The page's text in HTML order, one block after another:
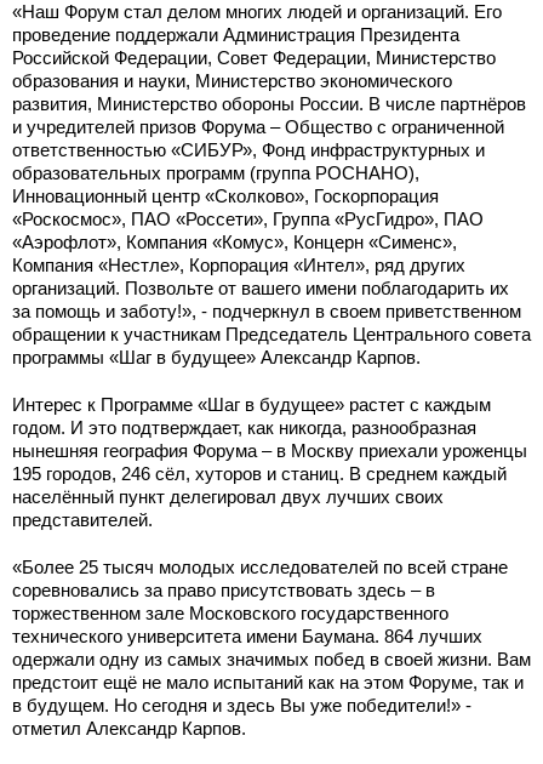
«Наш Форум стал делом многих людей и организаций. Его
проведение поддержали Администрация Президента
Российской Федерации, Совет Федерации, Министерство
образования и науки, Министерство экономического
развития, Министерство обороны России. В числе партнёров
и учредителей призов Форума – Общество с ограниченной
ответственностью «СИБУР», Фонд инфраструктурных и
образовательных программ (группа РОСНАНО),
Инновационный центр «Сколково», Госкорпорация
«Роскосмос», ПАО «Россети», Группа «РусГидро», ПАО
«Аэрофлот», Компания «Комус», Концерн «Сименс»,
Компания «Нестле», Корпорация «Интел», ряд других
организаций. Позвольте от вашего имени поблагодарить их
за помощь и заботу!», - подчеркнул в своем приветственном
обращении к участникам Председатель Центрального совета
программы «Шаг в будущее» Александр Карпов.
Интерес к Программе «Шаг в будущее» растет с каждым
годом. И это подтверждает, как никогда, разнообразная
нынешняя география Форума – в Москву приехали уроженцы
195 городов, 246 сёл, хуторов и станиц. В среднем каждый
населённый пункт делегировал двух лучших своих
представителей.
«Более 25 тысяч молодых исследователей по всей стране
соревновались за право присутствовать здесь – в
торжественном зале Московского государственного
технического университета имени Баумана. 864 лучших
одержали одну из самых значимых побед в своей жизни. Вам
предстоит ещё не мало испытаний как на этом Форуме, так и
в будущем. Но сегодня и здесь Вы уже победители!» -
отметил Александр Карпов.